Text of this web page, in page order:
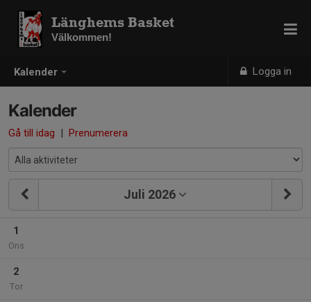
Kalender Logga in
Länghems Basket
Välkommen!
Kalender
Gå till idag | Prenumerera
Juli 2026
1
Ons
2
Tor